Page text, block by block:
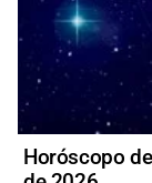
Horóscopo